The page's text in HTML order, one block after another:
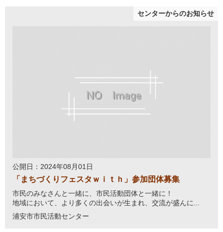
センターからのお知らせ
公開日：2024年08月01日
「まちづくりフェスタｗｉｔｈ」参加団体募集
市民のみなさんと一緒に、市民活動団体と一緒に！
地域において、より多くの出会いが生まれ、交流が盛んに...
浦安市市民活動センター